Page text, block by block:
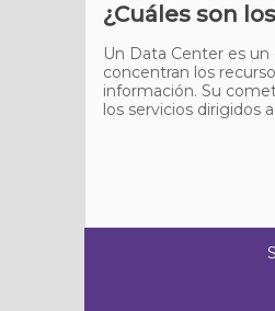
¿Cuáles son
Un Data Center es
concentran los
información. Su
los servicios dirigidos